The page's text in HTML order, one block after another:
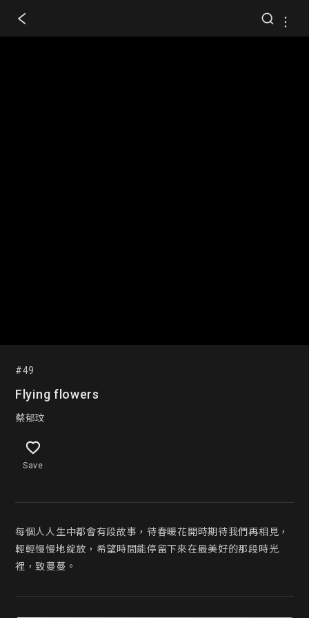
#49
Flying flowers
蔡郁玟
Save
每個人人生中都會有段故事，待春暖花開時期待我們再相見，
輕輕慢慢地綻放，希望時間能停留下來在最美好的那段時光
裡，致蔓蔓。